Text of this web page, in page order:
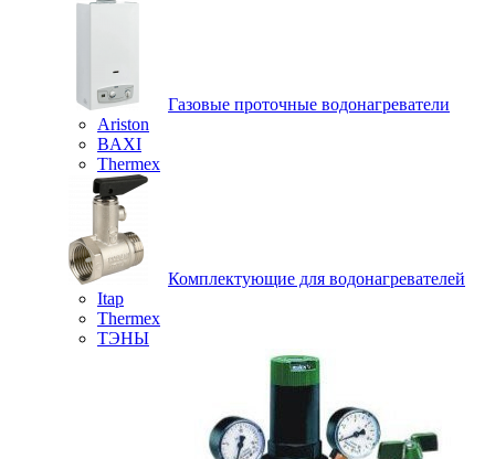
Газовые проточные водонагреватели
Ariston
BAXI
Thermex
Комплектующие для водонагревателей
Itap
Thermex
ТЭНЫ